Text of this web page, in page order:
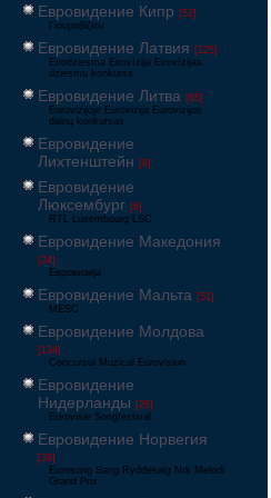
Евровидение Кипр [52]
Γιουροβίζιον
Евровидение Латвия [125]
Eirodziesma Eirovīzija Eirovīzijas
dziesmu konkurss
Евровидение Литва [65]
Eurovizijoje Eurovizija Eurovizijos
dainų konkursas
Евровидение
Лихтенштейн [6]
Евровидение
Люксембург [6]
RTL Luxembourg LSC
Евровидение Македония
[24]
Евровизија
Евровидение Мальта [51]
MESC
Евровидение Молдова
[134]
Concursul Muzical Eurovision
Евровидение
Нидерланды [26]
Eurovisie Songfestival
Евровидение Норвегия
[39]
Eurosong Sang Ryddesalg Nrk Melodi
Grand Prix